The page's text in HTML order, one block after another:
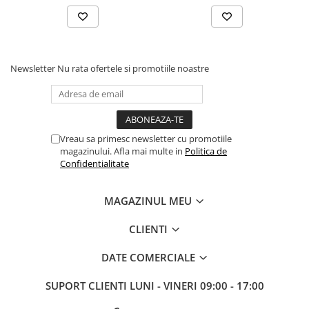
Newsletter Nu rata ofertele si promotiile noastre
Vreau sa primesc newsletter cu promotiile
magazinului. Afla mai multe in Politica de
Confidentialitate
MAGAZINUL MEU
CLIENTI
DATE COMERCIALE
SUPORT CLIENTI LUNI - VINERI 09:00 - 17:00